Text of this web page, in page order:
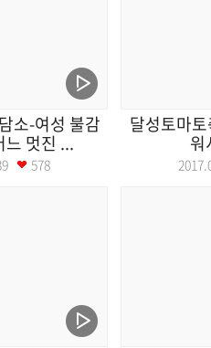
소-여성 불감
느 멋진 ...
578
달성토마
워